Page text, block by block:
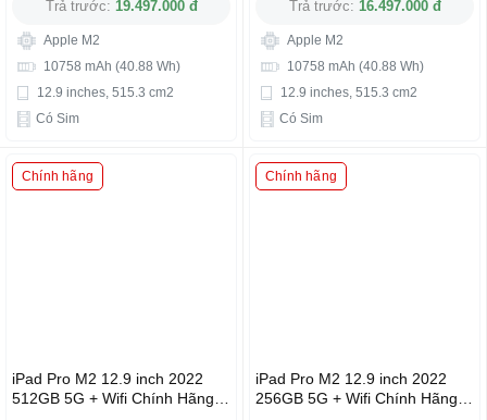
Trả trước: 19.497.000 đ
Apple M2
10758 mAh (40.88 Wh)
12.9 inches, 515.3 cm2
Có Sim
Trả trước: 16.497.000 đ
Apple M2
10758 mAh (40.88 Wh)
12.9 inches, 515.3 cm2
Có Sim
Chính hãng
iPad Pro M2 12.9 inch 2022
512GB 5G + Wifi Chính Hãng
Chính hãng
iPad Pro M2 12.9 inch 2022
256GB 5G + Wifi Chính Hãng